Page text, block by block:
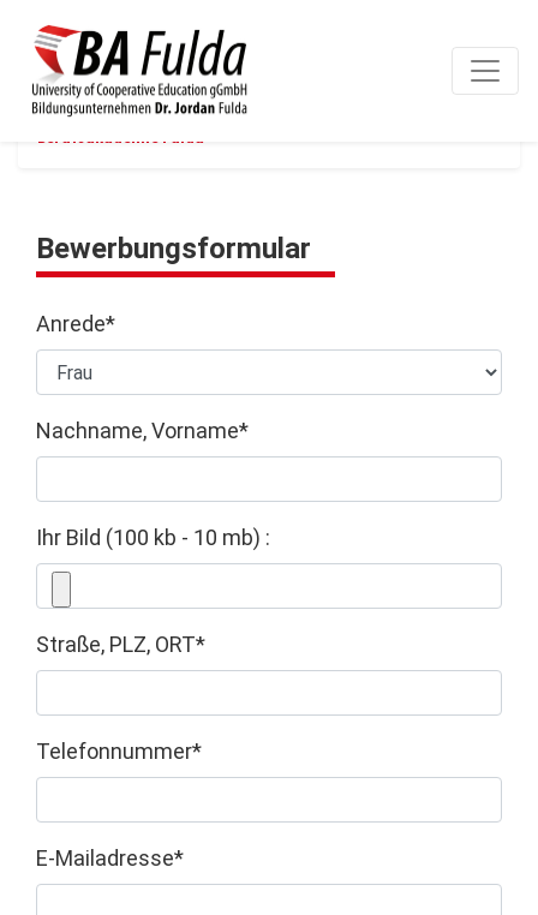
Berufsakademie Fulda
Bewerbungsformular
Anrede*
Nachname, Vorname*
Ihr Bild (100 kb - 10 mb) :
Straße, PLZ, ORT*
Telefonnummer*
E-Mailadresse*